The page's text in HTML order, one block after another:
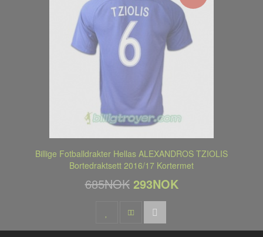
Billige Fotballdrakter Hellas ALEXANDROS TZIOLIS
Bortedraktsett 2016/17 Kortermet
685NOK 293NOK